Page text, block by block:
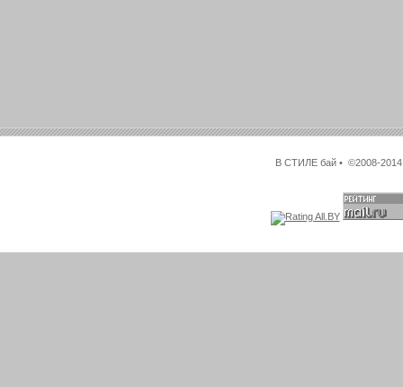
В СТИЛЕ бай • ©2008-